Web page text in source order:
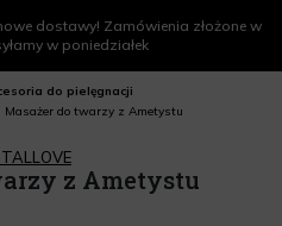
dostawy! Zamówienia złożone w
w poniedziałek
do pielęgnacji
Masażer do twarzy z Ametystu
z Ametystu